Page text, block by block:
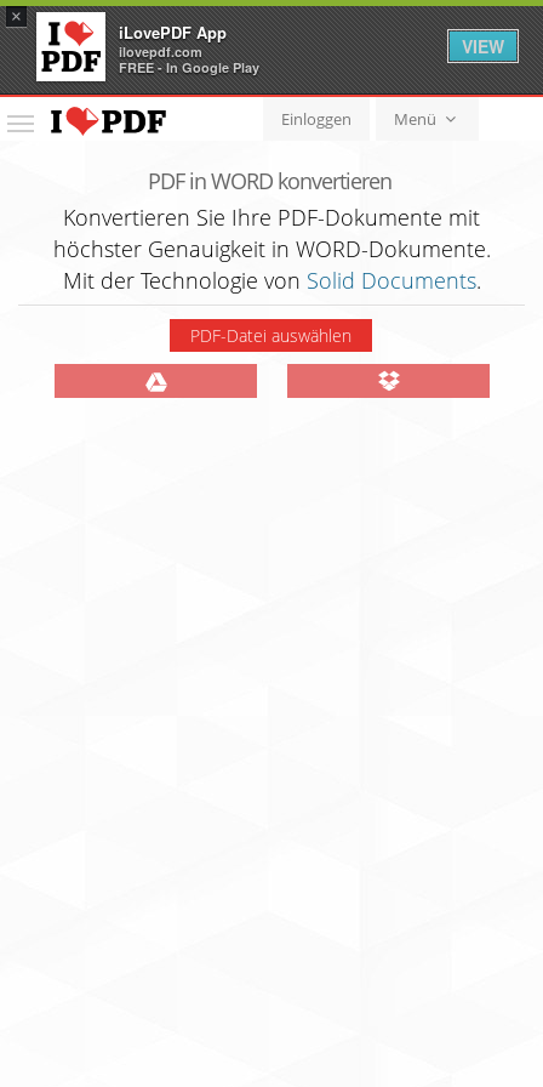
×
iLovePDF App
ilovepdf.com
FREE - In Google Play
VIEW
Einloggen Menü
Menü
PDF in WORD konvertieren
Konvertieren Sie Ihre PDF-Dokumente mit
höchster Genauigkeit in WORD-Dokumente.
Mit der Technologie von Solid Documents.
PDF-Datei auswählen